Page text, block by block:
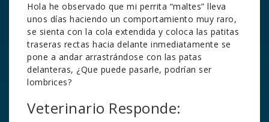
Hola he observado que mi perrita “maltes” lleva
unos días haciendo un comportamiento muy raro,
se sienta con la cola extendida y coloca las patitas
traseras rectas hacia delante inmediatamente se
pone a andar arrastrándose con las patas
delanteras, ¿Que puede pasarle, podrían ser
lombrices?
Veterinario Responde: